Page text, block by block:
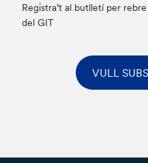
Registra’t al butlletí per
del GIT
VULL